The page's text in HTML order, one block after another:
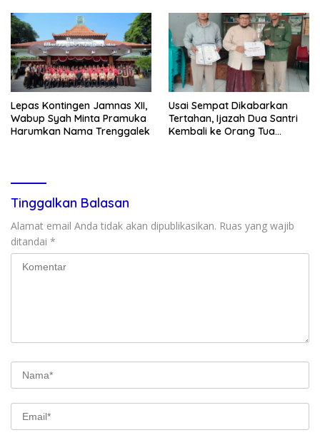
Lepas Kontingen Jamnas XII,
Wabup Syah Minta Pramuka
Harumkan Nama Trenggalek
Usai Sempat Dikabarkan
Tertahan, Ijazah Dua Santri
Kembali ke Orang Tua
Tinggalkan Balasan
Alamat email Anda tidak akan dipublikasikan. Ruas yang wajib
ditandai *